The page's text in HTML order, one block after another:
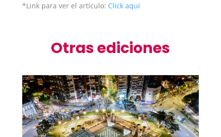
*Link para ver el artículo: Click aquí
Otras ediciones